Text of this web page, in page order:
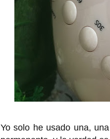
Yo solo he usado una,